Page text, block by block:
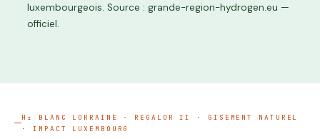
luxembourgeois. Source : grande-region-hydrogen.eu —
officiel.
H₂ BLANC LORRAINE · REGALOR II · GISEMENT NATUREL
· IMPACT LUXEMBOURG